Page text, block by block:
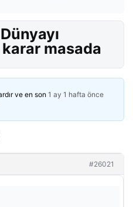
masada
ve en son 1 ay 1 hafta önce
#26021